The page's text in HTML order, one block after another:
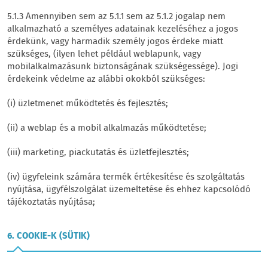
5.1.3 Amennyiben sem az 5.1.1 sem az 5.1.2 jogalap nem
alkalmazható a személyes adatainak kezeléséhez a jogos
érdekünk, vagy harmadik személy jogos érdeke miatt
szükséges, (ilyen lehet például weblapunk, vagy
mobilalkalmazásunk biztonságának szükségessége). Jogi
érdekeink védelme az alábbi okokból szükséges:
(i) üzletmenet működtetés és fejlesztés;
(ii) a weblap és a mobil alkalmazás működtetése;
(iii) marketing, piackutatás és üzletfejlesztés;
(iv) ügyfeleink számára termék értékesítése és szolgáltatás
nyújtása, ügyfélszolgálat üzemeltetése és ehhez kapcsolódó
tájékoztatás nyújtása;
6. COOKIE-K (SÜTIK)